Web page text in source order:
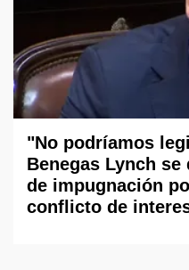
"No podríamos
Benegas Lynch
de impugnación
conflicto de